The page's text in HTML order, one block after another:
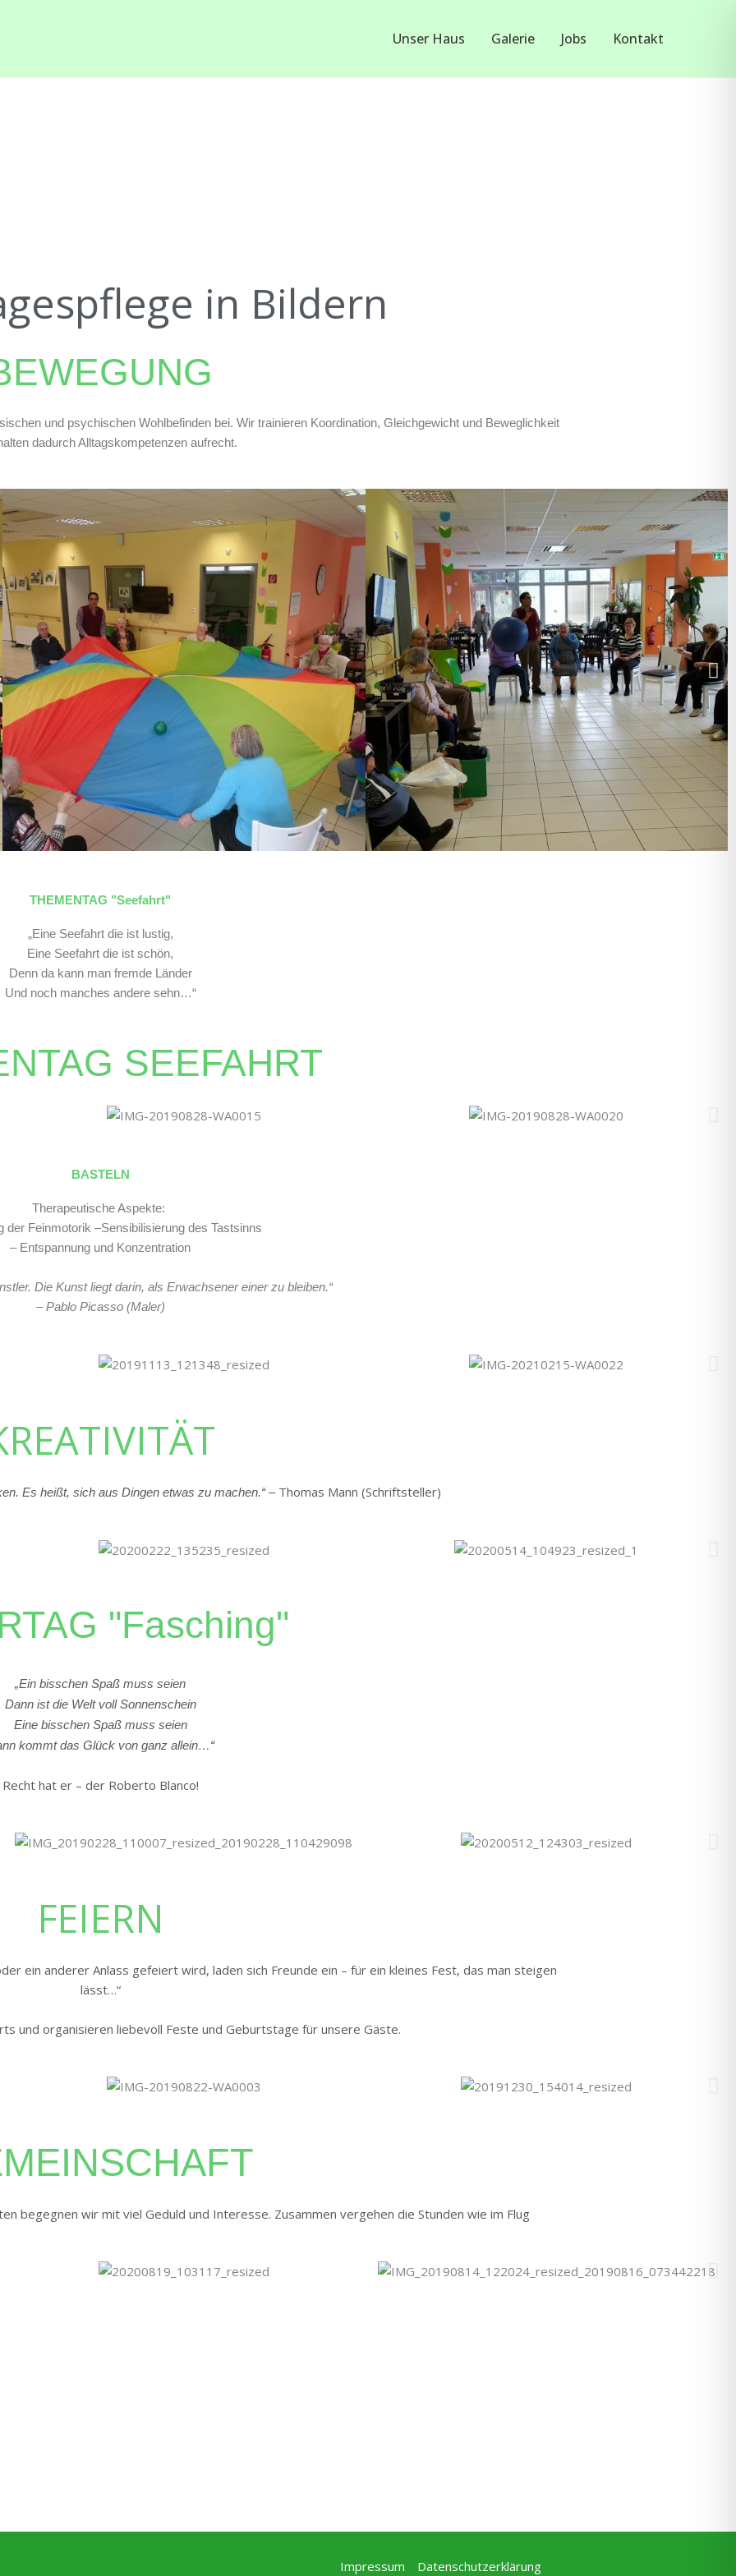
Unser Haus Galerie Jobs Kontakt
in Bildern
und psychischen Wohlbefinden bei. Wir trainieren Koordination, Gleichgewicht und Beweglichkeit
dadurch Alltagskompetenzen aufrecht.
THEMENTAG "Seefahrt"
„Eine Seefahrt die ist lustig,
Eine Seefahrt die ist schön,
Denn da kann man fremde Länder
Und noch manches andere sehn…“
SEEFAHRT
BASTELN
Therapeutische Aspekte:
der Feinmotorik –Sensibilisierung des Tastsinns
– Entspannung und Konzentration
Die Kunst liegt darin, als Erwachsener einer zu bleiben.“
– Pablo Picasso (Maler)
Es heißt, sich aus Dingen etwas zu machen.“ – Thomas Mann (Schriftsteller)
"Fasching"
„Ein bisschen Spaß muss seien
Dann ist die Welt voll Sonnenschein
Eine bisschen Spaß muss seien
kommt das Glück von ganz allein…“
Recht hat er – der Roberto Blanco!
FEIERN
ein anderer Anlass gefeiert wird, laden sich Freunde ein – für ein kleines Fest, das man steigen
lässt…“
und organisieren liebevoll Feste und Geburtstage für unsere Gäste.
begegnen wir mit viel Geduld und Interesse. Zusammen vergehen die Stunden wie im Flug
Impressum Datenschutzerklärung